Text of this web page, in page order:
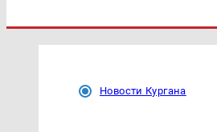
Новости Кургана